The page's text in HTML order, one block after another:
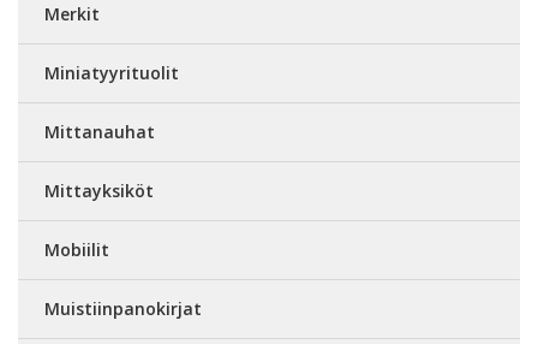
Merkit
Miniatyyrituolit
Mittanauhat
Mittayksiköt
Mobiilit
Muistiinpanokirjat